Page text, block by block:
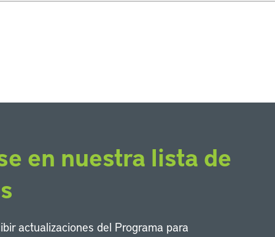
en nuestra lista de
actualizaciones del Programa para